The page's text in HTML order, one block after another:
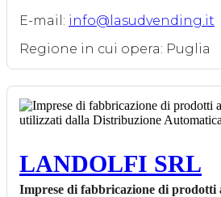
E-mail: info@lasudvending.it
Regione in cui opera: Puglia
LANDOLFI SRL
Imprese di fabbricazione di prodotti